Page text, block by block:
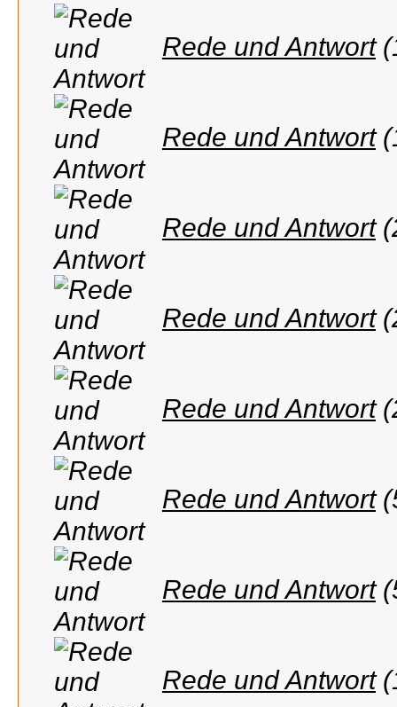
Rede und Antwort
Rede und Antwort
Rede und Antwort
Rede und Antwort
Rede und Antwort
Rede und Antwort
Rede und Antwort
Rede und Antwort